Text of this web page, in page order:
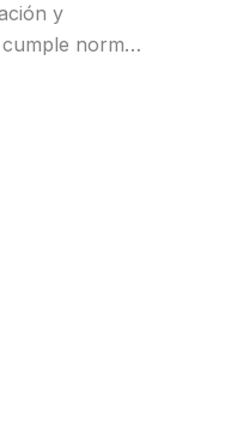
y
normas
y GB,
22 °C, 25 °C